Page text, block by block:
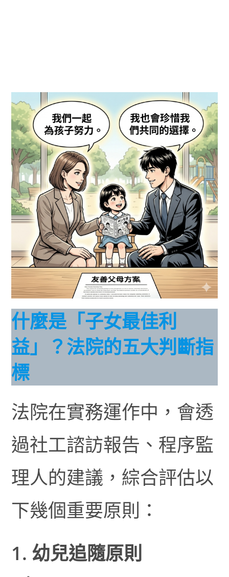
什麼是「子女最佳利
益」？法院的五大判斷指
標
法院在實務運作中，會透
過社工諮訪報告、程序監
理人的建議，綜合評估以
下幾個重要原則：
1. 幼兒追隨原則